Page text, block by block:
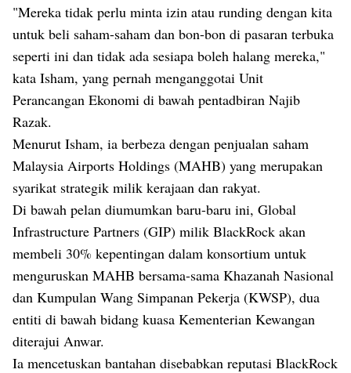
"Mereka tidak perlu minta izin atau runding dengan kita
untuk beli saham-saham dan bon-bon di pasaran terbuka
seperti ini dan tidak ada sesiapa boleh halang mereka,"
kata Isham, yang pernah menganggotai Unit
Perancangan Ekonomi di bawah pentadbiran Najib
Razak.
Menurut Isham, ia berbeza dengan penjualan saham
Malaysia Airports Holdings (MAHB) yang merupakan
syarikat strategik milik kerajaan dan rakyat.
Di bawah pelan diumumkan baru-baru ini, Global
Infrastructure Partners (GIP) milik BlackRock akan
membeli 30% kepentingan dalam konsortium untuk
menguruskan MAHB bersama-sama Khazanah Nasional
dan Kumpulan Wang Simpanan Pekerja (KWSP), dua
entiti di bawah bidang kuasa Kementerian Kewangan
diterajui Anwar.
Ia mencetuskan bantahan disebabkan reputasi BlackRock